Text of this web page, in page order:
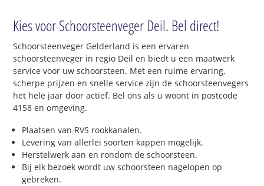
Kies voor Schoorsteenveger Deil. Bel direct!
Schoorsteenveger Gelderland is een ervaren
schoorsteenveger in regio Deil en biedt u een maatwerk
service voor uw schoorsteen. Met een ruime ervaring,
scherpe prijzen en snelle service zijn de schoorsteenvegers
het hele jaar door actief. Bel ons als u woont in postcode
4158 en omgeving.
Plaatsen van RVS rookkanalen.
Levering van allerlei soorten kappen mogelijk.
Herstelwerk aan en rondom de schoorsteen.
Bij elk bezoek wordt uw schoorsteen nagelopen op
gebreken.